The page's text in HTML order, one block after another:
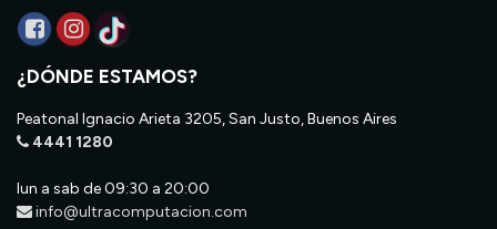
¿DÓNDE ESTAMOS?
Peatonal Ignacio Arieta 3205, San Justo, Buenos Aires
4441 1280
lun a sab de 09:30 a 20:00
info@ultracomputacion.com